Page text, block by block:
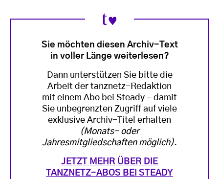
Sie möchten diesen Archiv-Text
in voller Länge weiterlesen?
Dann unterstützen Sie bitte die
Arbeit der tanznetz-Redaktion
mit einem Abo bei Steady - damit
Sie unbegrenzten Zugriff auf viele
exklusive Archiv-Titel erhalten
(Monats- oder
Jahresmitgliedschaften möglich).
JETZT MEHR ÜBER DIE
TANZNETZ-ABOS BEI STEADY